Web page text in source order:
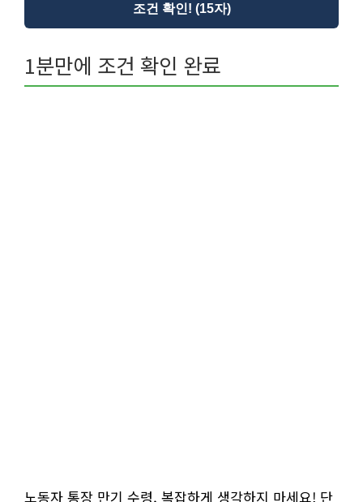
조건 확인! (15자)
1분만에 조건 확인 완료
노동자 통장 만기 수령, 복잡하게 생각하지 마세요! 단